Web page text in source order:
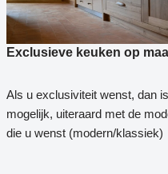
Exclusieve keuken op
Als u exclusiviteit wenst, dan
mogelijk, uiteraard met de
die u wenst (modern/klassiek)